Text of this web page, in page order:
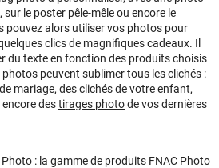
le poster pêle-mêle ou encore le
pouvez alors utiliser vos photos pour
clics de magnifiques cadeaux. Il
du texte en fonction des produits choisis
peuvent sublimer tous les clichés :
mariage, des clichés de votre enfant,
destirages photode vos dernières
: la gamme de produits FNAC Photo